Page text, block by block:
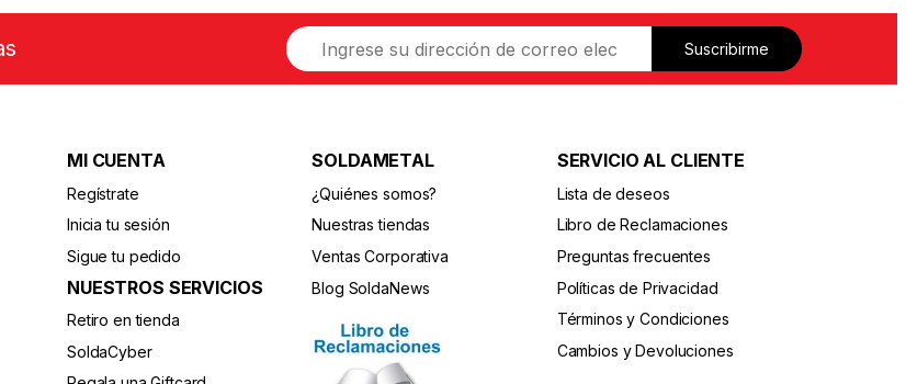
E
m
a
Suscribirme
MI CUENTA
Regístrate
Inicia tu sesión
Sigue tu pedido
SOLDAMETAL
¿Quiénes somos?
Nuestras tiendas
Ventas Corporativa
Blog SoldaNews
SERVICIO AL CLIENTE
Lista de deseos
Libro de Reclamaciones
Preguntas frecuentes
Políticas de Privacidad
Términos y Condiciones
Cambios y Devoluciones
NUESTROS SERVICIOS
Retiro en tienda
SoldaCyber